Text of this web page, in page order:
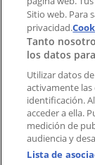
Marcas
Negocios
Negocios
Productos
Productos
Ciudades
Descargar
Sitio web. Para
privacidad.
Tanto
los datos
Utilizar datos
activamente
identificación.
acceder a ella.
medición de
audiencia y
Lista de